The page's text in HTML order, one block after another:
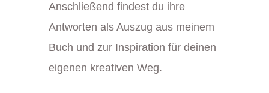
Anschließend findest du ihre
Antworten als Auszug aus meinem
Buch und zur Inspiration für deinen
eigenen kreativen Weg.